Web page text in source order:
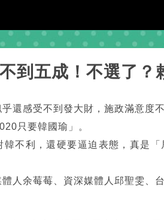
到五成！不選了？
還感受不到發大財，施政滿意度
只要韓國瑜」。
不利，還硬要逼迫表態，真是
人余莓莓、資深媒體人邱聖雯、